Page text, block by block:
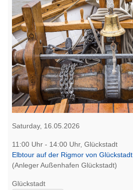
Saturday, 16.05.2026
11:00 Uhr - 14:00 Uhr, Glückstadt
Elbtour auf der Rigmor von Glückstadt
(Anleger Außenhafen Glückstadt)
Glückstadt